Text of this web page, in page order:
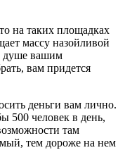
на таких площадках
массу назойливой
душе вашим
вам придется
деньги вам лично.
500 человек в день,
там
тем дороже на нем